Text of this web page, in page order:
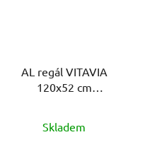
AL regál VITAVIA
120x52 cm
Skladem